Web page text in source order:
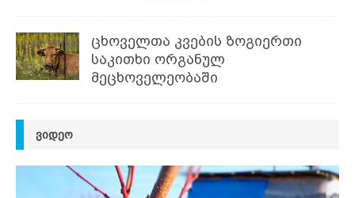
ცხოველთა კვების ზოგიერთი
საკითხი ორგანულ
მეცხოველეობაში
ᲕᲘᲓᲔᲝ